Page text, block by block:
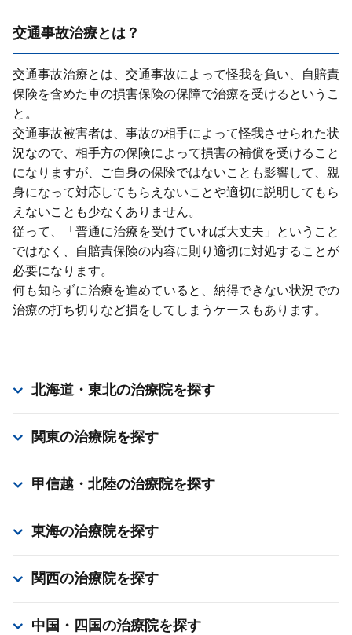
交通事故治療とは？
交通事故治療とは、交通事故によって怪我を負い、⾃賠責
保険を含めた⾞の損害保険の保障で治療を受けるというこ
と。
交通事故被害者は、事故の相⼿によって怪我させられた状
況なので、相⼿⽅の保険によって損害の補償を受けること
になりますが、ご⾃⾝の保険ではないことも影響して、親
⾝になって対応してもらえないことや適切に説明してもら
えないことも少なくありません。
従って、「普通に治療を受けていれば⼤丈夫」ということ
ではなく、⾃賠責保険の内容に則り適切に対処することが
必要になります。
何も知らずに治療を進めていると、納得できない状況での
治療の打ち切りなど損をしてしまうケースもあります。
北海道・東北の治療院を探す
関東の治療院を探す
甲信越・北陸の治療院を探す
東海の治療院を探す
関西の治療院を探す
中国・四国の治療院を探す